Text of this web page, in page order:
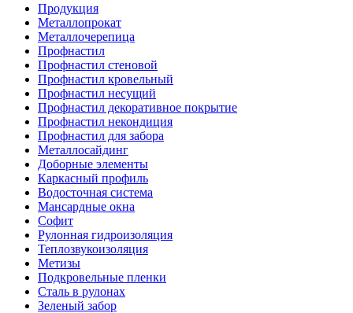
Продукция
Металлопрокат
Металлочерепица
Профнастил
Профнастил стеновой
Профнастил кровельный
Профнастил несущий
Профнастил декоративное покрытие
Профнастил некондиция
Профнастил для забора
Металлосайдинг
Доборные элементы
Каркасный профиль
Водосточная система
Мансардные окна
Софит
Рулонная гидроизоляция
Теплозвукоизоляция
Метизы
Подкровельные пленки
Сталь в рулонах
Зеленый забор